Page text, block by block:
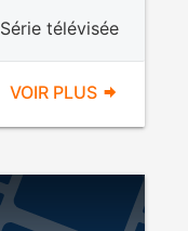
Série télévisée
VOIR PLUS